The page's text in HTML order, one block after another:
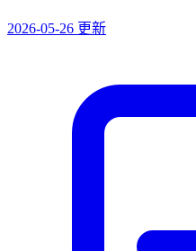
2026-05-26 更新